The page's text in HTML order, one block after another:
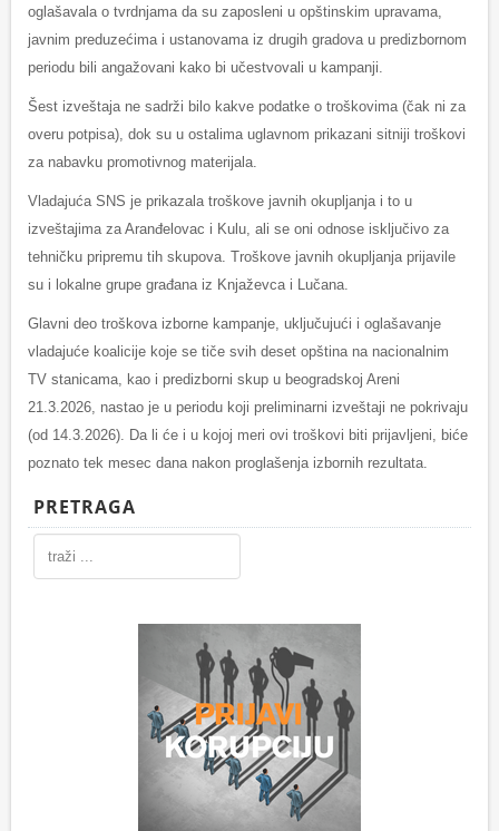
oglašavala o tvrdnjama da su zaposleni u opštinskim upravama,
javnim preduzećima i ustanovama iz drugih gradova u predizbornom
periodu bili angažovani kako bi učestvovali u kampanji.
Šest izveštaja ne sadrži bilo kakve podatke o troškovima (čak ni za
overu potpisa), dok su u ostalima uglavnom prikazani sitniji troškovi
za nabavku promotivnog materijala.
Vladajuća SNS je prikazala troškove javnih okupljanja i to u
izveštajima za Aranđelovac i Kulu, ali se oni odnose isključivo za
tehničku pripremu tih skupova. Troškove javnih okupljanja prijavile
su i lokalne grupe građana iz Knjaževca i Lučana.
Glavni deo troškova izborne kampanje, uključujući i oglašavanje
vladajuće koalicije koje se tiče svih deset opština na nacionalnim
TV stanicama, kao i predizborni skup u beogradskoj Areni
21.3.2026, nastao je u periodu koji preliminarni izveštaji ne pokrivaju
(od 14.3.2026). Da li će i u kojoj meri ovi troškovi biti prijavljeni, biće
poznato tek mesec dana nakon proglašenja izbornih rezultata.
PRETRAGA